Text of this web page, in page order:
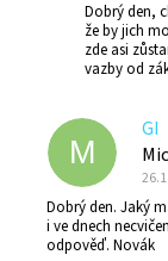
Dobrý den,
že by jich
zde asi
vazby od
M
GI
Dobrý den. Jaký
i ve dnech
odpověď. Novák